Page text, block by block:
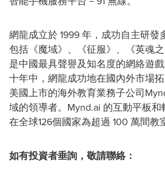
網龍成立於 1999 年，成功自主研發
包括《魔域》、《征服》、《英魂
是中國最具聲譽及知名度的網絡遊
十年中，網龍成功地在國內外市場
美國上市的海外教育業務子公司
域的領導者。Mynd.ai 的互動平板
在全球126個國家為超過 100 萬間教
如有投資者垂詢，敬請聯絡：